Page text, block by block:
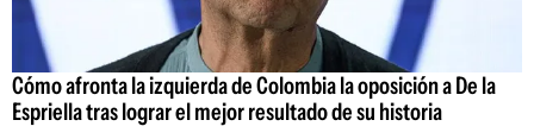
Cómo afronta la izquierda de Colombia la oposición a De la
Espriella tras lograr el mejor resultado de su historia